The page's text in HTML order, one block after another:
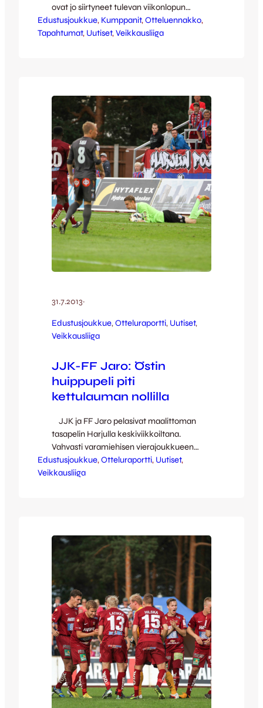
ovat jo siirtyneet tulevan viikonlopun
Supermatsiin. Lauantain superpäivä
tarjoaa kaikille jotain: klo 13:00 Paikallisen
Supermatsiin. klo 14:00 Lapsiperheiden
Superpäivä alkaa Harjun stadionilla. Lasten
temppurata ja…
Edustusjoukkue, Kumppanit, Otteluennakko
Tapahtumat, Uutiset, Veikkausliiga
31.7.2013·
Edustusjoukkue, Otteluraportti, Uutiset
Veikkausliiga
JJK-FF Jaro: Östin
huippupeli piti
kettulauman nollilla
JJK ja FF Jaro pelasivat maalittoman
tasapelin Harjulla keskiviikkoiltana.
Vahvasti varamiehisen vierajoukkueen
sankari oli nuori maalivahti Jesse Öst, joka
torjui maalillaan kaiken mahdollisen ja osin
pallon ilmasta takaisin peliin, kun
Babatunde Wusu pääsi…
Edustusjoukkue, Otteluraportti, Uutiset
Veikkausliiga